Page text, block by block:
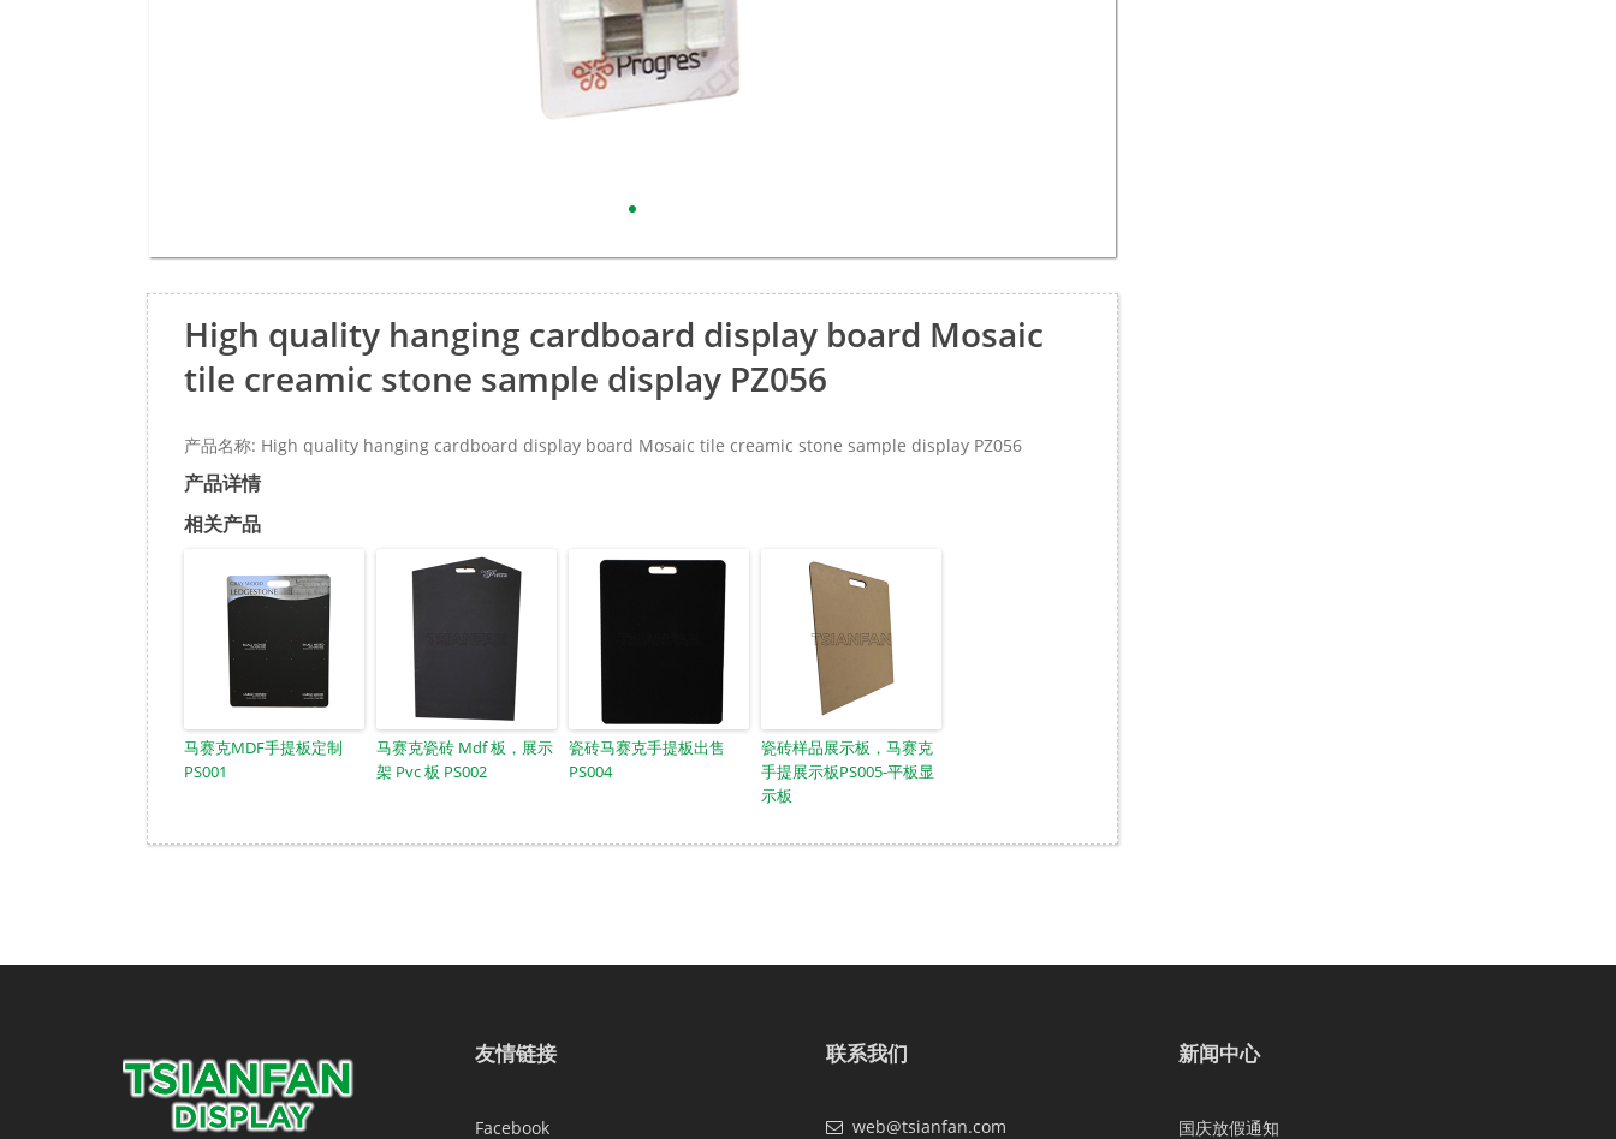
High quality hanging cardboard display board Mosaic
tile creamic stone sample display PZ056
产品名称: High quality hanging cardboard display board Mosaic tile creamic stone sample display PZ056
产品详情
相关产品
马赛克MDF手提板定制
PS001
马赛克瓷砖 Mdf 板，展示
架 Pvc 板 PS002
瓷砖马赛克手提板出售
PS004
瓷砖样品展示板，马赛克
手提展示板PS005-平板显
示板
友情链接
Facebook
联系我们
web@tsianfan.com
新闻中心
国庆放假通知